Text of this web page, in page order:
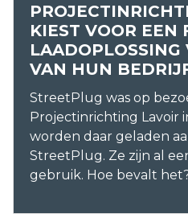
KIEST VOOR EEN
LAADOPLOSSING
VAN HUN
StreetPlug was op
Projectinrichting Lavoir
worden daar geladen
StreetPlug. Ze zijn al
gebruik. Hoe bevalt het? Met kijk op
Projectinrichting, de